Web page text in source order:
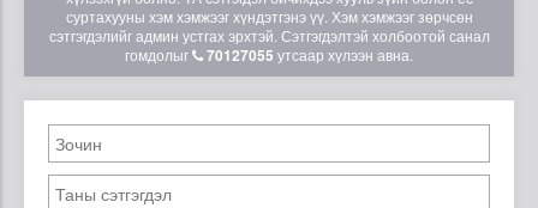
суртахууны хэм хэмжээг хүндэтгэнэ үү. Хэм хэмжээг зөрчсөн
сэтгэгдэлийг админ устгах эрхтэй. Сэтгэгдэлтэй холбоотой санал
гомдолыг
70127055 утсаар хүлээн авна.